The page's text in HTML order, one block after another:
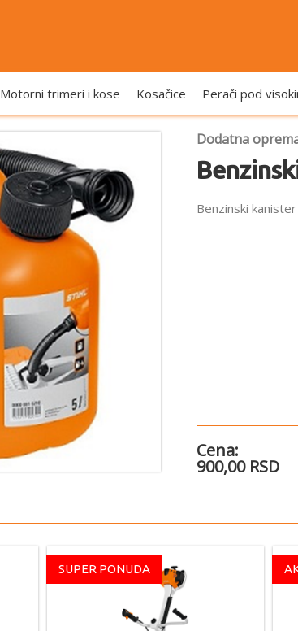
Motorni trimeri i kose Kosačice Perači pod
Dodatna
Benzinski
Cena:
900,00 RSD
SUPER PONUDA